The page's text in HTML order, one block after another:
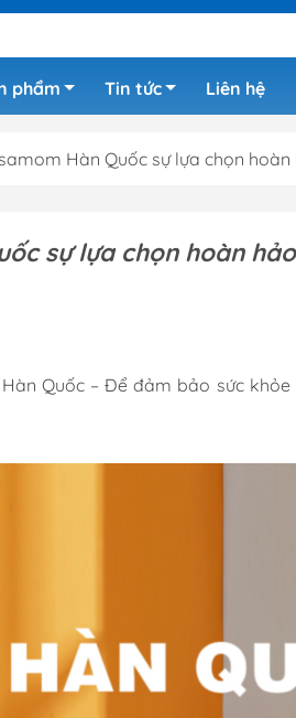
phẩm Tin tức Liên hệ
Hàn Quốc sự lựa chọn
sự lựa chọn hoàn
Quốc – Để đảm bảo sức khỏe